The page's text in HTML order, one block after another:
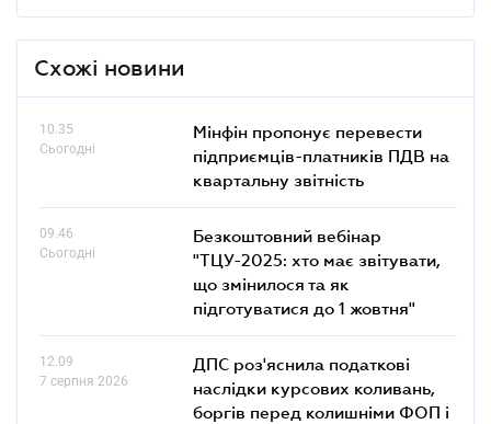
Схожі новини
10.35
Сьогодні
Мінфін пропонує перевести
підприємців-платників ПДВ на
квартальну звітність
09.46
Сьогодні
Безкоштовний вебінар
"ТЦУ-2025: хто має звітувати,
що змінилося та як
підготуватися до 1 жовтня"
12.09
7 серпня 2026
ДПС роз'яснила податкові
наслідки курсових коливань,
боргів перед колишніми ФОП і